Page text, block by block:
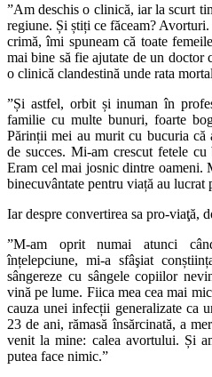
”Am deschis o clinică, iar la scurt
regiune. Și știți ce făceam?
crimă, îmi spuneam că toate
mai bine să fie ajutate de un doctor
o clinică clandestină unde rata
”Și astfel, orbit și inuman în
familie cu multe bunuri, foarte
Părinții mei au murit cu bucuria că
de succes. Mi-am crescut fetele
Eram cel mai josnic dintre oameni.
binecuvântate pentru viață au lucrat
Iar despre convertirea sa pro-viaţă,
”M-am oprit numai atunci
înțelepciune, mi-a sfâşiat
sângereze cu sângele copiilor
vină pe lume. Fiica mea cea mai
cauza unei infecții generalizate ca
23 de ani, rămasă însărcinată, a
venit la mine: calea avortului. Și
putea face nimic.”